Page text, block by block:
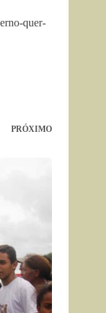
quer-
PRÓXIMO